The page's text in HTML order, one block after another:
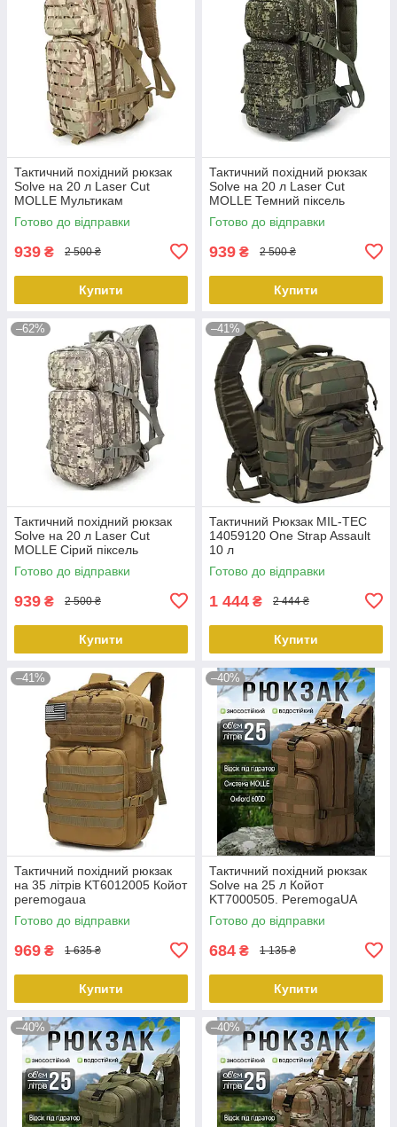
Тактичний похідний рюкзак
Solve на 20 л Laser Cut
MOLLE Мультикам
KT6003206 peremogaua
Готово до відправки
939 ₴ 2 500 ₴
Купити
Тактичний похідний рюкзак
Solve на 20 л Laser Cut
MOLLE Темний піксель
KT6003209 peremogaua
Готово до відправки
939 ₴ 2 500 ₴
Купити
–62%
Тактичний похідний рюкзак
Solve на 20 л Laser Cut
MOLLE Сірий піксель
KT6003207 peremogaua
Готово до відправки
939 ₴ 2 500 ₴
Купити
–41%
Тактичний Рюкзак MIL-TEC
14059120 One Strap Assault
10 л
Готово до відправки
1 444 ₴ 2 444 ₴
Купити
–41%
Тактичний похідний рюкзак
на 35 літрів KT6012005 Койот
peremogaua
Готово до відправки
969 ₴ 1 635 ₴
Купити
–40%
Тактичний похідний рюкзак
Solve на 25 л Койот
KT7000505. PeremogaUA
Готово до відправки
684 ₴ 1 135 ₴
Купити
–40% –40%